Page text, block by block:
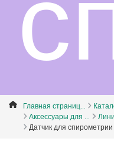
Главная страниц...
Аксессуары для ...
Датчик для спирометрии